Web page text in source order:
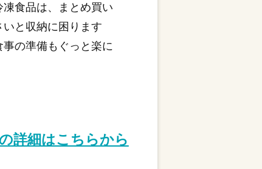
食品は、まとめ買い
と収納に困ります
の準備もぐっと楽に
詳細はこちらから